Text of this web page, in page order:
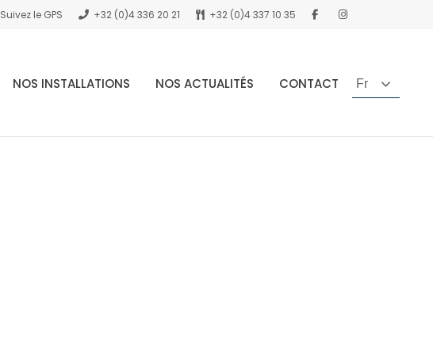
Suivez le GPS +32 (0)4 336 20 21 +32 (0)4 337 10 35
NOS INSTALLATIONS NOS ACTUALITÉS CONTACT Fr